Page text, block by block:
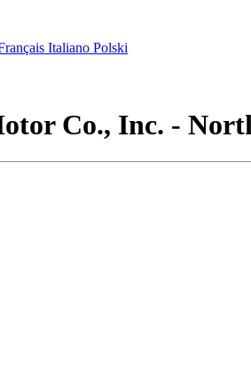
Italiano Polski
Co., Inc. -